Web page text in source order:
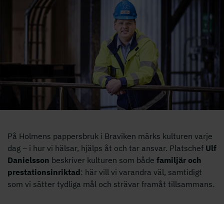
På Holmens pappersbruk i Braviken märks kulturen varje
dag – i hur vi hälsar, hjälps åt och tar ansvar. Platschef Ulf
Danielsson beskriver kulturen som både familjär och
prestationsinriktad: här vill vi varandra väl, samtidigt
som vi sätter tydliga mål och strävar framåt tillsammans.